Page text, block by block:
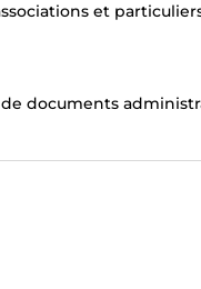
et
documents
et avec une